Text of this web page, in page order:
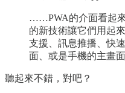
……PWA的介面看起
的新技術讓它們用起
支援、訊息推播、快
面、或是手機的主畫面
聽起來不錯，對吧？